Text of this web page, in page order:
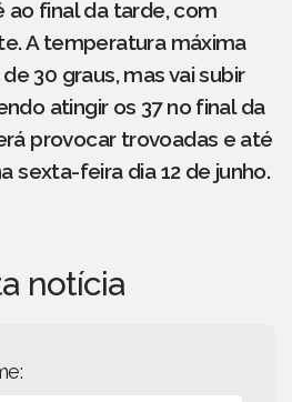
ao final da tarde, com
A temperatura máxima
30 graus, mas vai subir
atingir os 37 no final da
provocar trovoadas e até
sexta-feira dia 12 de junho.
notícia